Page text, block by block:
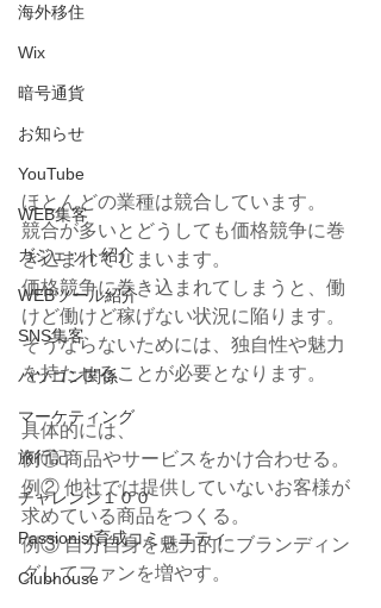
海外移住
Wix
暗号通貨
お知らせ
YouTube
WEB集客
ガジェット紹介
WEBツール紹介
SNS集客
パソコン関係
マーケティング
旅行記
チャレンジ１００
Passionist育成コミュニティ
Clubhouse
ほとんどの業種は競合しています。
競合が多いとどうしても価格競争に巻
き込まれてしまいます。
価格競争に巻き込まれてしまうと、働
けど働けど稼げない状況に陥ります。
そうならないためには、独自性や魅力
を持たせることが必要となります。
具体的には、
例① 商品やサービスをかけ合わせる。
例② 他社では提供していないお客様が
求めている商品をつくる。
例③ 自分自身を魅力的にブランディン
グしてファンを増やす。